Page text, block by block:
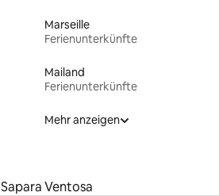
Marseille
Ferienunterkünfte
Mailand
Ferienunterkünfte
Mehr anzeigen
Sapara Ventosa